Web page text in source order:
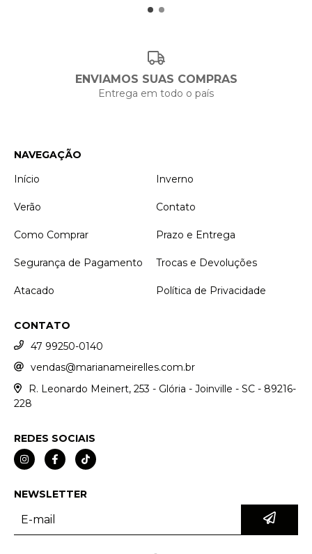
ENVIAMOS SUAS COMPRAS
Entrega em todo o país
NAVEGAÇÃO
Início
Inverno
Verão Contato
Como Comprar Prazo e Entrega
Segurança de Pagamento Trocas e Devoluções
Atacado Política de Privacidade
CONTATO
47 99250-0140
vendas@marianameirelles.com.br
R. Leonardo Meinert, 253 - Glória - Joinville - SC - 89216-
228
REDES SOCIAIS
NEWSLETTER